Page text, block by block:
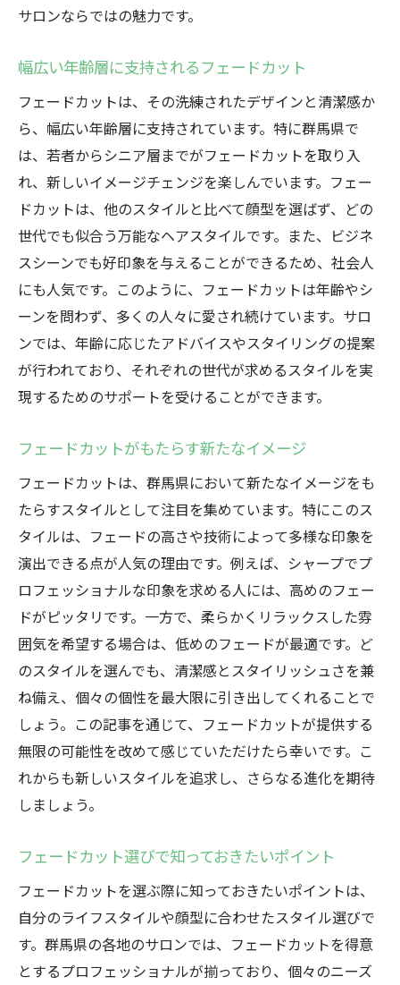
フェードカットがもたらすライフスタイル
の変化
群馬県で愛されるフェードカットのストー
リー
個性を引き立てるフェードカットの魅力を探る
フェードカットで楽しむヘアスタイルの自
由度
顔型に合わせたフェードカットの選び方
個性を最大限に活かすフェードカットのデ
ザイン
フェードカットを通じた自己表現の方法
フェードカットで引き出す新たな魅力
可能性
フェードカットで叶える清潔感とスタイリッシ
ュさ
フェードカットがもたらす清潔感の秘密
スタイリッシュな印象を与えるフェードカ
ットのデザイン
フェードカットで実現する毎日のスタイリ
ングの手軽さ
清潔感と個性を両立するフェードカットの
魅力
フェードカットがもたらす好印象の理由
フェードカットで日常をスタイリッシュに
群馬県で体感するフェードカットのトレンド
地元のファッションにマッチしたフェード
カット
フェードカットが群馬のトレンドをリード
する理由
地域のスタイリストが提案するトレンドフ
サロンならではの魅力です。
幅広い年齢層に支持されるフェードカット
フェードカットは、その洗練されたデザインと清潔感か
ら、幅広い年齢層に支持されています。特に群馬県で
は、若者からシニア層までがフェードカットを取り入
れ、新しいイメージチェンジを楽しんでいます。フェー
ドカットは、他のスタイルと比べて顔型を選ばず、どの
世代でも似合う万能なヘアスタイルです。また、ビジネ
スシーンでも好印象を与えることができるため、社会人
にも人気です。このように、フェードカットは年齢やシ
ーンを問わず、多くの人々に愛され続けています。サロ
ンでは、年齢に応じたアドバイスやスタイリングの提案
が行われており、それぞれの世代が求めるスタイルを実
現するためのサポートを受けることができます。
フェードカットがもたらす新たなイメージ
フェードカットは、群馬県において新たなイメージをも
たらすスタイルとして注目を集めています。特にこのス
タイルは、フェードの高さや技術によって多様な印象を
演出できる点が人気の理由です。例えば、シャープでプ
ロフェッショナルな印象を求める人には、高めのフェー
ドがピッタリです。一方で、柔らかくリラックスした雰
囲気を希望する場合は、低めのフェードが最適です。ど
のスタイルを選んでも、清潔感とスタイリッシュさを兼
ね備え、個々の個性を最大限に引き出してくれることで
しょう。この記事を通じて、フェードカットが提供する
無限の可能性を改めて感じていただけたら幸いです。こ
れからも新しいスタイルを追求し、さらなる進化を期待
しましょう。
フェードカット選びで知っておきたいポイント
フェードカットを選ぶ際に知っておきたいポイントは、
自分のライフスタイルや顔型に合わせたスタイル選びで
す。群馬県の各地のサロンでは、フェードカットを得意
とするプロフェッショナルが揃っており、個々のニーズ